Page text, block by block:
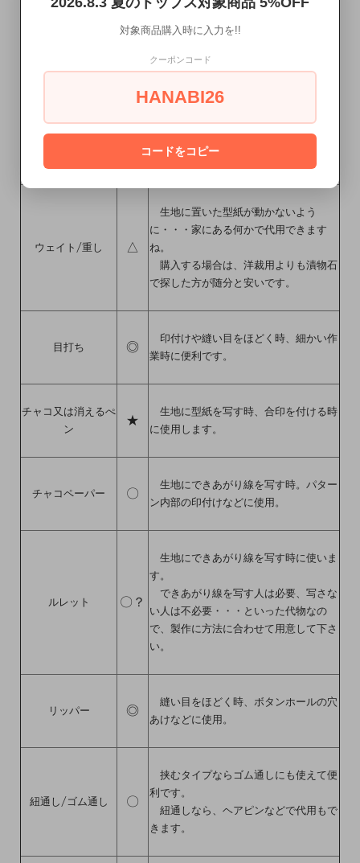
★ 生地を裁断するはさみです。
縫った後の糸切りに使用します。
ばさみ(指を通して使う普通のはさみ型)
の方が、縫い代の切り込みや小さいパー
ツの裁断などにも使えるのでオススメで
す。
ウェイト/重し △
生地に置いた型紙が動かないよう
に・・・家にある何かで代用できます
ね。
購入する場合は、洋裁用よりも漬物石
で探した方が随分と安いです。
目打ち ◎
印付けや縫い目をほどく時、細かい作
業時に便利です。
チャコ又は消えるぺ
ン
★
生地に型紙を写す時、合印を付ける時
に使用します。
チャコペーパー 〇
生地にできあがり線を写す時。パター
ン内部の印付けなどに使用。
ルレット 〇？
生地にできあがり線を写す時に使いま
す。
できあがり線を写す人は必要、写さな
い人は不必要・・・といった代物なの
で、製作に方法に合わせて用意して下さ
い。
リッパー ◎
縫い目をほどく時、ボタンホールの穴
あけなどに使用。
紐通し/ゴム通し 〇
挟むタイプならゴム通しにも使えて便
利です。
紐通しなら、ヘアピンなどで代用もで
きます。
対象商品購入時に入力を!!
クーポンコード
HANABI26
コードをコピー